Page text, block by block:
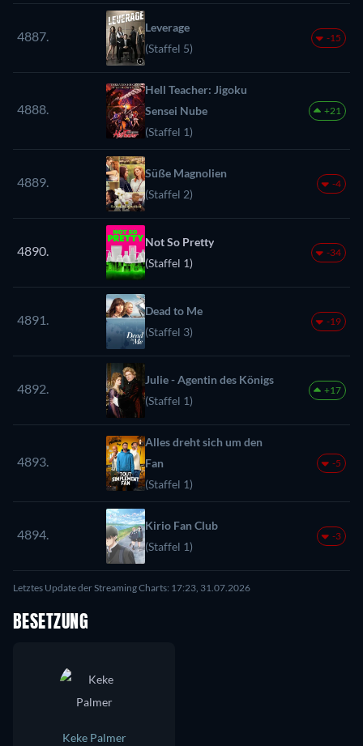
4887.
Leverage
(Staffel 5)
-15
4888.
Hell Teacher: Jigoku
Sensei Nube
(Staffel 1)
+21
4889.
Süße Magnolien
(Staffel 2)
-4
4890.
Not So Pretty
(Staffel 1)
-34
4891.
Dead to Me
(Staffel 3)
-19
4892.
Julie - Agentin des Königs
(Staffel 1)
+17
4893.
Alles dreht sich um den
Fan
(Staffel 1)
-5
4894.
Kirio Fan Club
(Staffel 1)
-3
Letztes Update der Streaming Charts: 17:23, 31.07.2026
BESETZUNG
Keke Palmer